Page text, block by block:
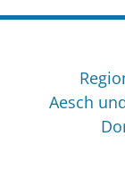
Aesch